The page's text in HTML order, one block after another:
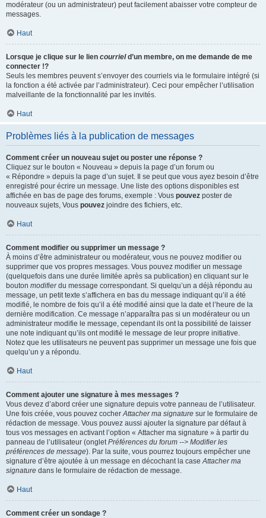
modérateur (ou un administrateur) peut facilement abaisser votre compteur de
messages.
Haut
Lorsque je clique sur le lien courrield’un membre, on me demande de me
connecter !?
Seuls les membres peuvent s’envoyer des courriels via le formulaire intégré (si
la fonction a été activée par l’administrateur). Ceci pour empêcher l’utilisation
malveillante de la fonctionnalité par les invités.
Haut
Problèmes liés à la publication de messages
Comment créer un nouveau sujet ou poster une réponse ?
Cliquez sur le bouton « Nouveau » depuis la page d’un forum ou
« Répondre » depuis la page d’un sujet. Il se peut que vous ayez besoin d’être
enregistré pour écrire un message. Une liste des options disponibles est
affichée en bas de page des forums, exemple : Vous pouvez poster de
nouveaux sujets, Vous pouvez joindre des fichiers, etc.
Haut
Comment modifier ou supprimer un message ?
À moins d’être administrateur ou modérateur, vous ne pouvez modifier ou
supprimer que vos propres messages. Vous pouvez modifier un message
(quelquefois dans une durée limitée après sa publication) en cliquant sur le
bouton modifierdu message correspondant. Si quelqu’un a déjà répondu au
message, un petit texte s’affichera en bas du message indiquant qu’il a été
modifié, le nombre de fois qu’il a été modifié ainsi que la date et l’heure de la
dernière modification. Ce message n’apparaîtra pas si un modérateur ou un
administrateur modifie le message, cependant ils ont la possibilité de laisser
une note indiquant qu’ils ont modifié le message de leur propre initiative.
Notez que les utilisateurs ne peuvent pas supprimer un message une fois que
quelqu’un y a répondu.
Haut
Comment ajouter une signature à mes messages ?
Vous devez d’abord créer une signature depuis votre panneau de l’utilisateur.
Une fois créée, vous pouvez cocherAttacher ma signature sur le formulaire de
rédaction de message. Vous pouvez aussi ajouter la signature par défaut à
tous vos messages en activant l’option « Attacher ma signature » à partir du
panneau de l’utilisateur (ongletPréférences du forum --> Modifier les
préférences de message). Par la suite, vous pourrez toujours empêcher une
signature d’être ajoutée à un message en décochant la caseAttacher ma
signature dans le formulaire de rédaction de message.
Haut
Comment créer un sondage ?